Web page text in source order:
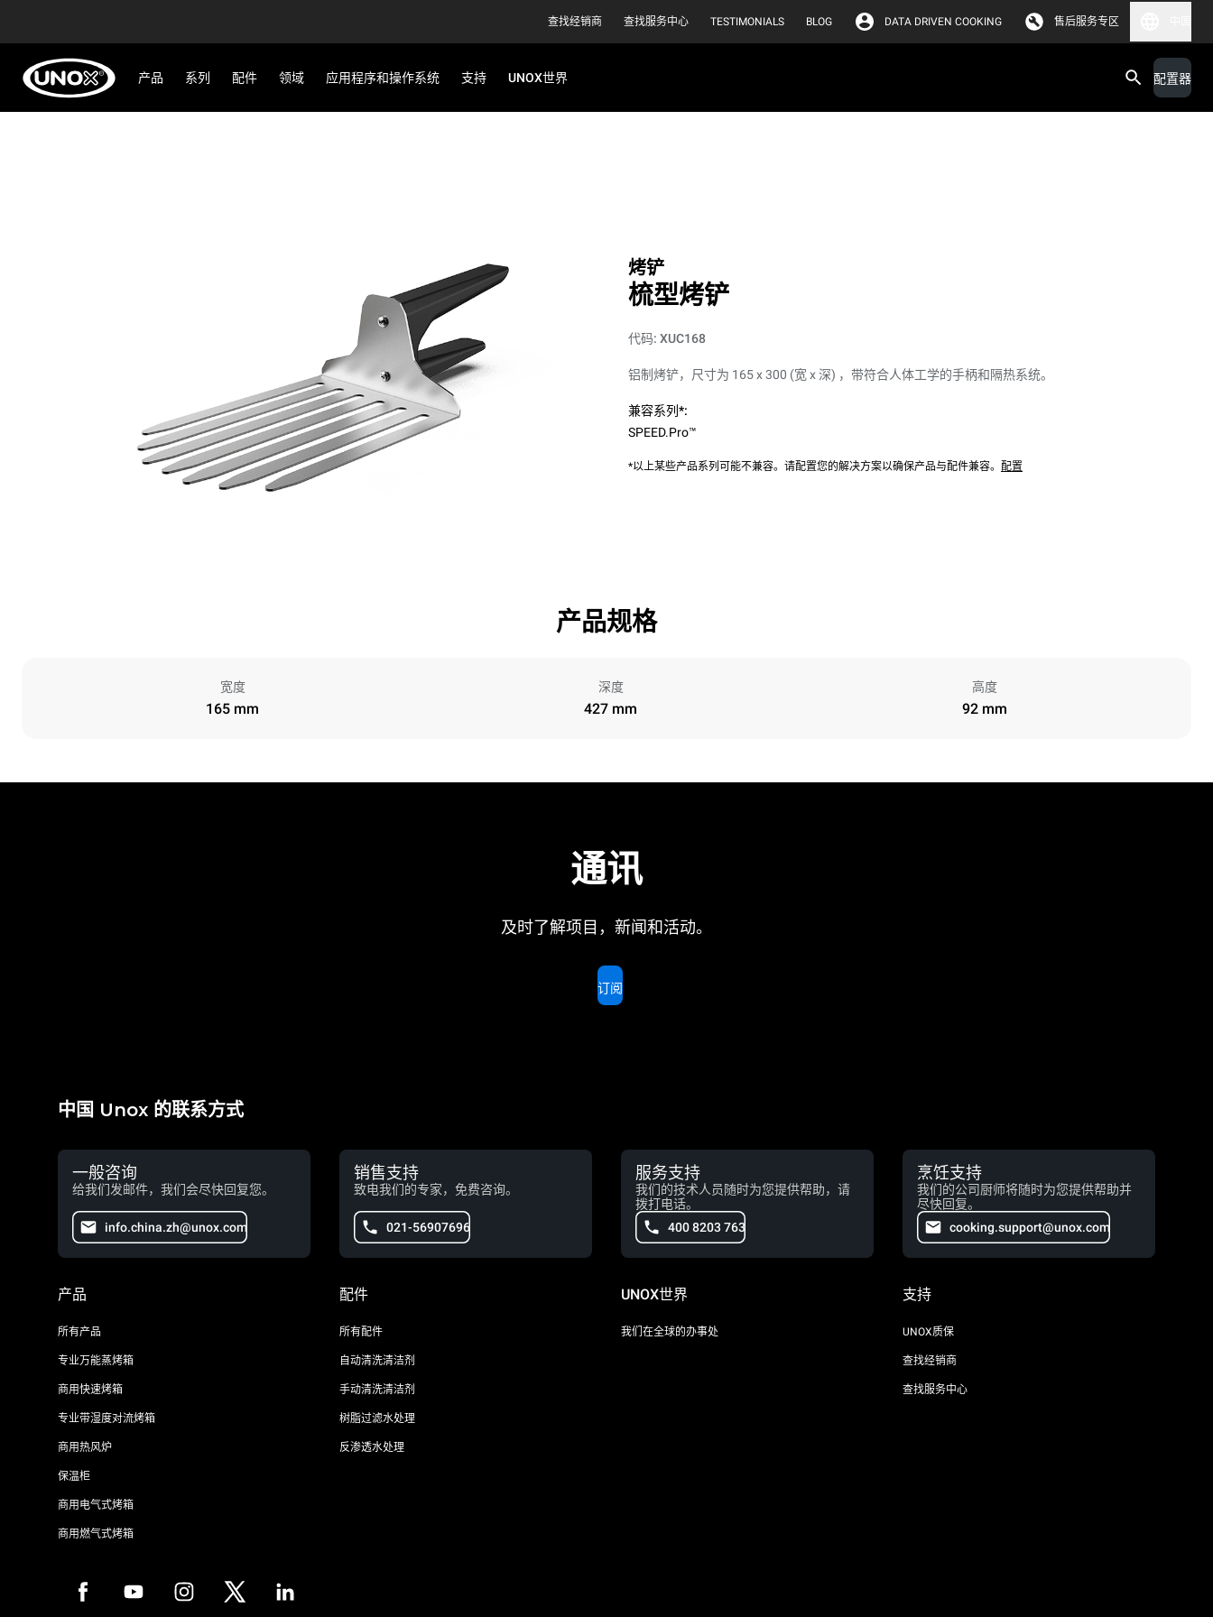
查找经销商 查找服务中心 TESTIMONIALS BLOG DATA DRIVEN COOKING 售后服务专区
产品 系列 配件 领域 应用程序和操作系统 支持 UNOX世界 配置器
烤铲
梳型烤铲
代码: XUC168
铝制烤铲，尺寸为 165 x 300 (宽 x 深) ，带符合人体工学的手柄和隔热系统。
兼容系列*:
SPEED.Pro™
*以上某些产品系列可能不兼容。请配置您的解决方案以确保产品与配件兼容。 配置
产品规格
宽度
165 mm
深度
427 mm
高度
92 mm
通讯
及时了解项目，新闻和活动。
订阅
中国 Unox 的联系方式
一般咨询
给我们发邮件，我们会尽快回复您。
info.china.zh@unox.com
销售支持
致电我们的专家，免费咨询。
021-56907696
服务支持
我们的技术人员随时为您提供帮助，请
拨打电话。
400 8203 763
烹饪支持
我们的公司厨师将随时为您提供帮助并
尽快回复。
cooking.support@unox.com
产品
所有产品
专业万能蒸烤箱
商用快速烤箱
专业带湿度对流烤箱
商用热风炉
保温柜
商用电气式烤箱
商用燃气式烤箱
配件
所有配件
自动清洗清洁剂
手动清洗清洁剂
树脂过滤水处理
反渗透水处理
UNOX世界
我们在全球的办事处
支持
UNOX质保
查找经销商
查找服务中心